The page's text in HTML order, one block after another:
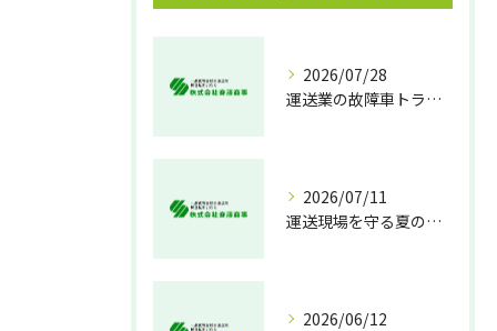
2026/07/28
運送業の故障車トラブル即時対処法
2026/07/11
運送現場を守る夏の熱中症対策
2026/06/12